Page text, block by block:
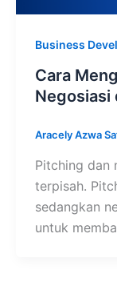
Business
Cara
Negosiasi
Aracely Azwa
Pitching dan
terpisah.
sedangkan
untuk